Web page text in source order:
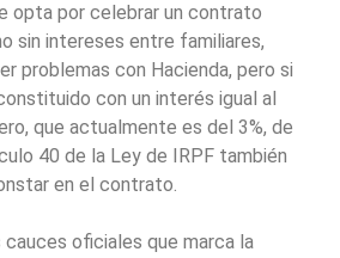
opta por celebrar un contrato
sin intereses entre familiares,
problemas con Hacienda, pero si
con un interés igual al
que actualmente es del 3%, de
40 de la Ley de IRPF también
en el contrato.
cauces oficiales que marca la